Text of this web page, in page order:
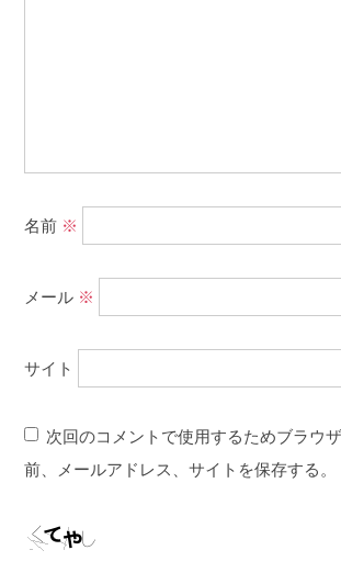
名前 ※
メール ※
サイト
次回のコメントで使用するためブラウ
前、メールアドレス、サイトを保存する。